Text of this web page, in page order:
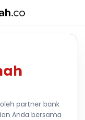
partner bank
Anda bersama